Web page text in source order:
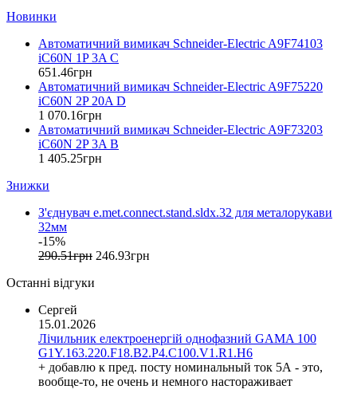
EON (Таїланд)
ETI (Словенія)
ETREL (Словенія)
Evrosvet (Україна)
Extherm (Німеччина)
F&F (Польща)
FRER (Італія)
FS (Україна)
Galkat (Україна)
GENERICA (Китай)
Gewiss (Італія)
Ginlong Solis (Китай)
Hager (Німеччина)
Haupa (Німеччина)
HD Hyundai Electric (Корея)
Hemstedt (Німеччина)
Horoz Electric (Туреччина)
Huawei (Китай)
Новинки
Автоматичний вимикач Schneider-Electric A9F74103
iC60N 1P 3A C
651 .46грн
Автоматичний вимикач Schneider-Electric A9F75220
iC60N 2P 20A D
1 070.16грн
Автоматичний вимикач Schneider-Electric A9F73203
iC60N 2P 3A B
1 405.25грн
Знижки
З'єднувач e.met.connect.stand.sldx.32 для металорукави
32мм
-15%
290.51грн 246.93грн
Останні відгуки
Сергей
15.01.2026
Лічильник електроенергій однофазний GAMA 100
G1Y.163.220.F18.B2.P4.C100.V1.R1.H6
+ добавлю к пред. посту номинальный ток 5А - это,
вообще-то, не очень и немного настораживает